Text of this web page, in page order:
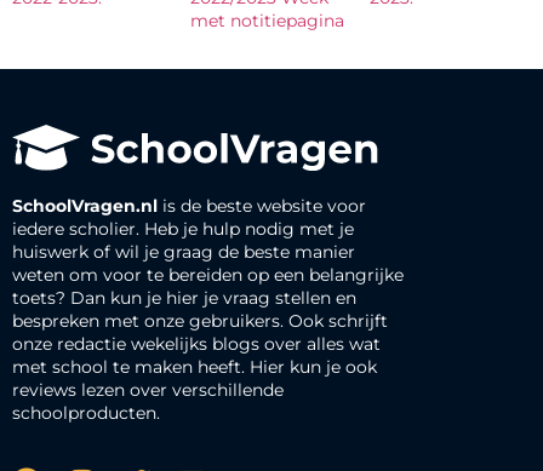
met notitiepagina
SchoolVragen.nl is de beste website voor
iedere scholier. Heb je hulp nodig met je
huiswerk of wil je graag de beste manier
weten om voor te bereiden op een belangrijke
toets? Dan kun je hier je vraag stellen en
bespreken met onze gebruikers. Ook schrijft
onze redactie wekelijks blogs over alles wat
met school te maken heeft. Hier kun je ook
reviews lezen over verschillende
schoolproducten.